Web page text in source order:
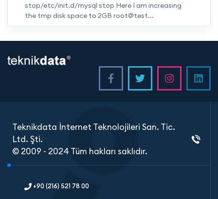
stop/etc/init.d/mysql stop Here I am increasing
the tmp disk space to 2GB root@test...
<
Teknikdata İnternet Teknolojileri San. Tic.
Ltd. Şti.
© 2009 - 2024 Tüm hakları saklıdır.
+90 (216) 521 78 00